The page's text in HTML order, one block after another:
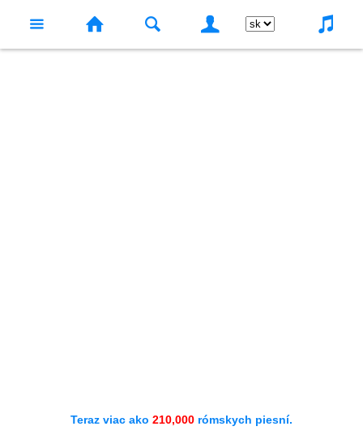
Teraz viac ako 210,000 rómskych piesní.